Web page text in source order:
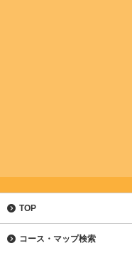
TOP
コース・マップ検索